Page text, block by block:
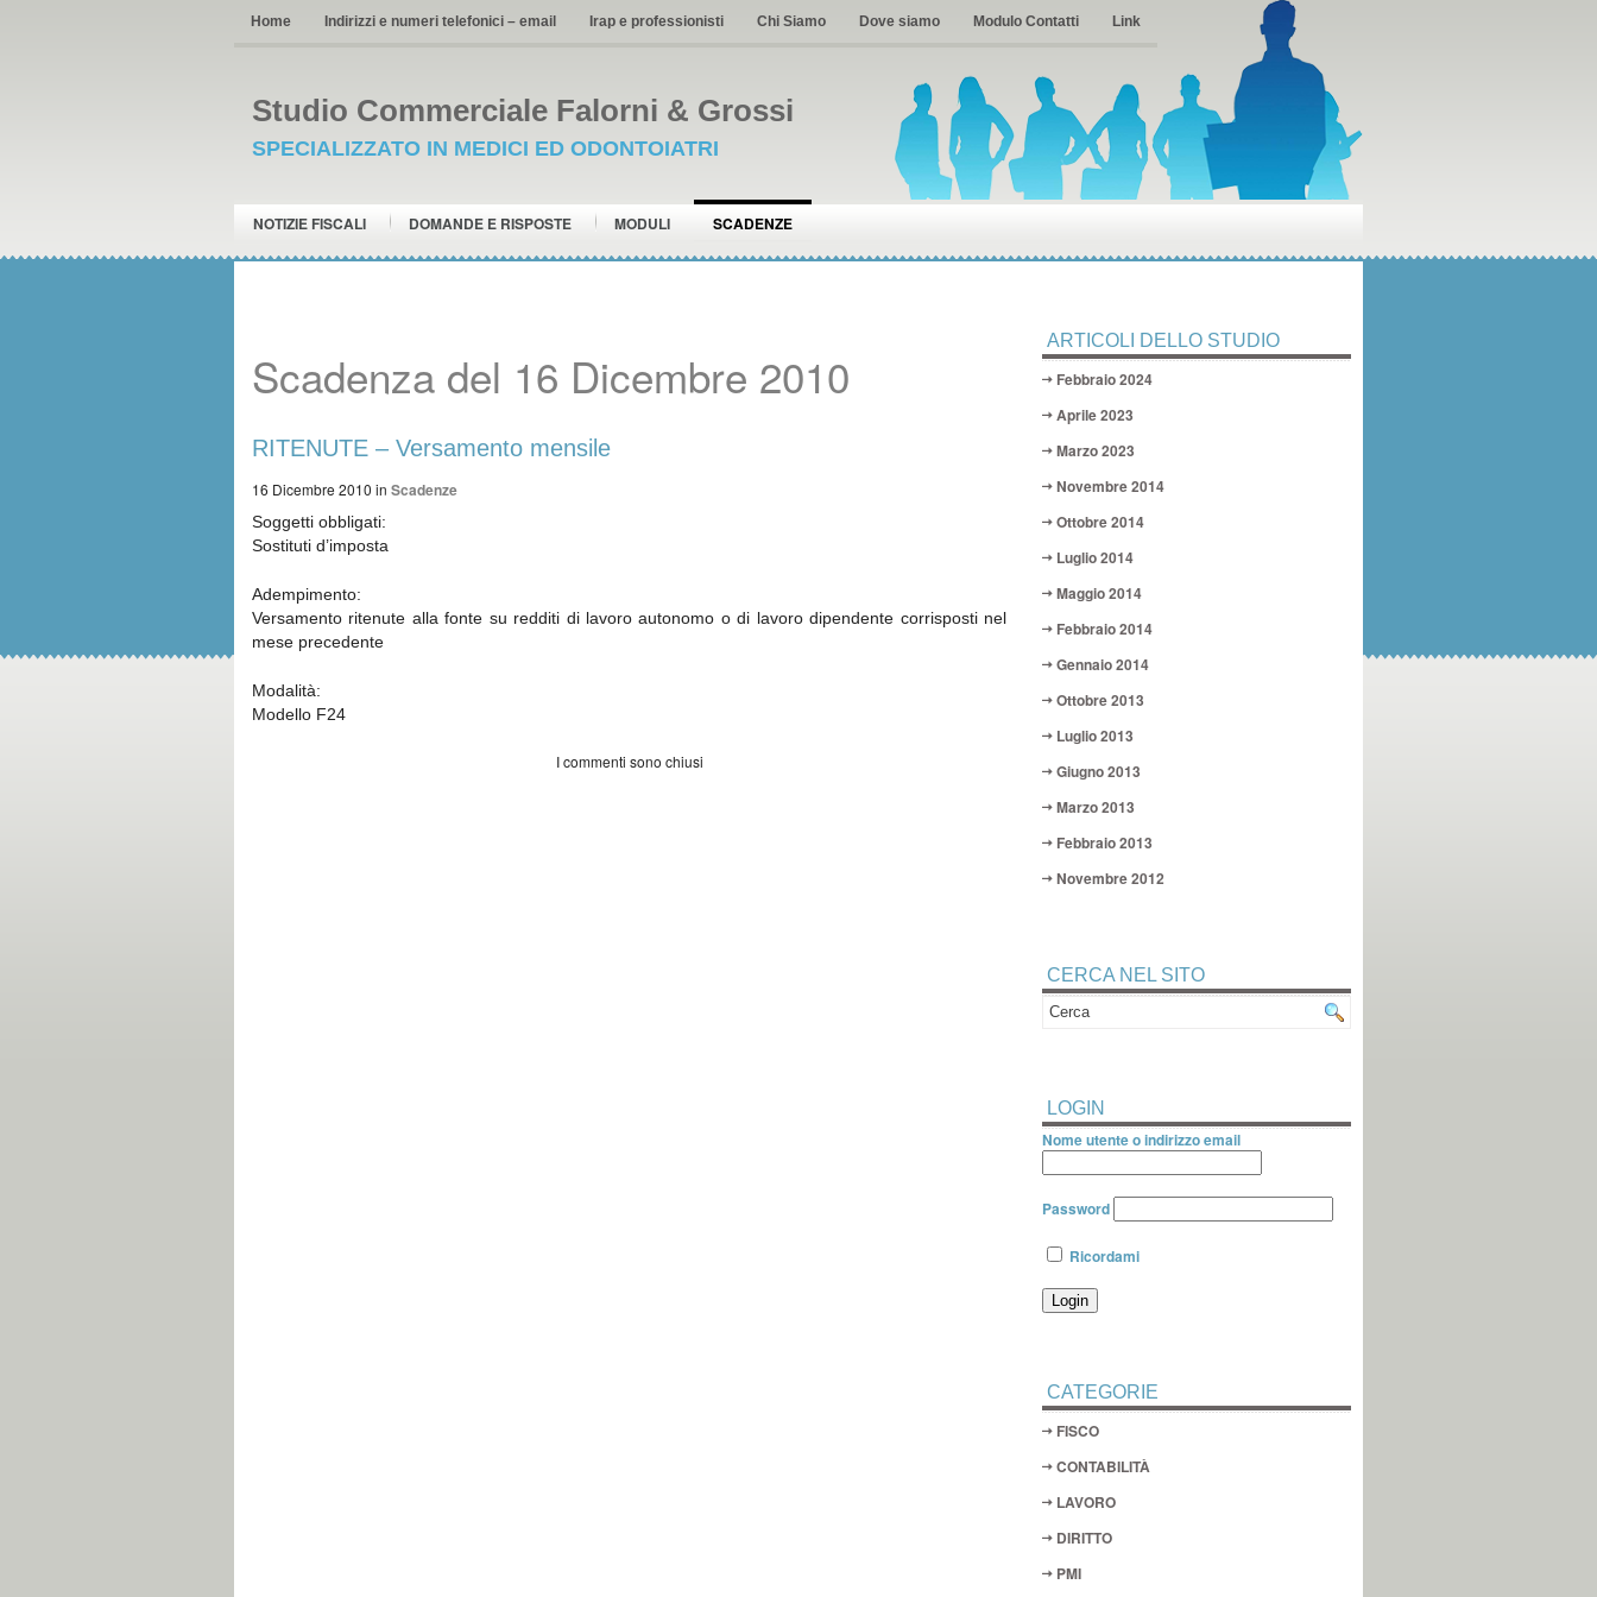
Home Indirizzi e numeri telefonici – email Irap e professionisti Chi Siamo Dove siamo Modulo Contatti Link
Studio Commerciale Falorni & Grossi
SPECIALIZZATO IN MEDICI ED ODONTOIATRI
NOTIZIE FISCALI DOMANDE E RISPOSTE MODULI SCADENZE
Scadenza del 16 Dicembre 2010
RITENUTE – Versamento mensile
16 Dicembre 2010 in Scadenze
Soggetti obbligati:
Sostituti d’imposta
Adempimento:
Versamento ritenute alla fonte su redditi di lavoro autonomo o di lavoro dipendente corrisposti nel
mese precedente
Modalità:
Modello F24
I commenti sono chiusi
ARTICOLI DELLO STUDIO
Febbraio 2024
Aprile 2023
Marzo 2023
Novembre 2014
Ottobre 2014
Luglio 2014
Maggio 2014
Febbraio 2014
Gennaio 2014
Ottobre 2013
Luglio 2013
Giugno 2013
Marzo 2013
Febbraio 2013
Novembre 2012
CERCA NEL SITO
LOGIN
Nome utente o indirizzo email
Password
Ricordami
CATEGORIE
FISCO
CONTABILITÀ
LAVORO
DIRITTO
PMI